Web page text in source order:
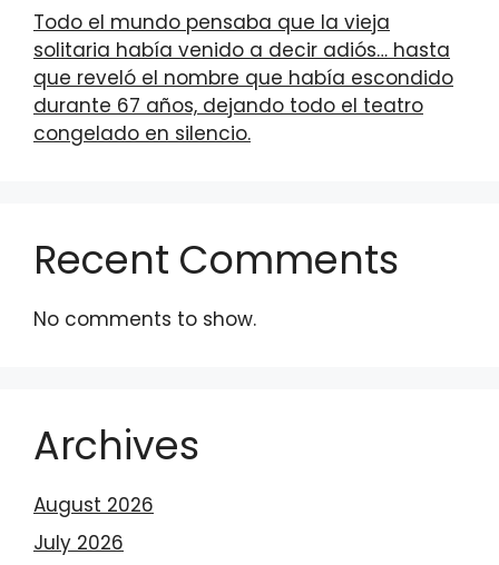
Todo el mundo pensaba que la vieja
solitaria había venido a decir adiós… hasta
que reveló el nombre que había escondido
durante 67 años, dejando todo el teatro
congelado en silencio.
Recent Comments
No comments to show.
Archives
August 2026
July 2026